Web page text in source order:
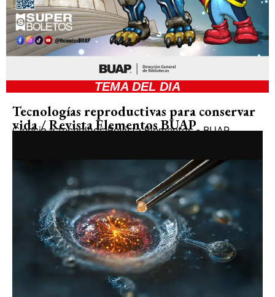
TEMA DEL DIA
Tecnologías reproductivas para conservar
vida / Revista Elementos BUAP
Ciencia y tecnologíaRevista Elementos - BUAP